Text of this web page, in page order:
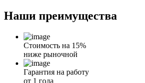
Наши преимущества
Стоимость на 15%
ниже рыночной
Гарантия на работу
от 1 года